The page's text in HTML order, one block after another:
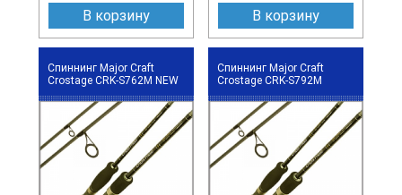
В корзину
В корзину
Спиннинг Major Craft
Crostage CRK-S762M NEW
Спиннинг Major Craft
Crostage CRK-S792M